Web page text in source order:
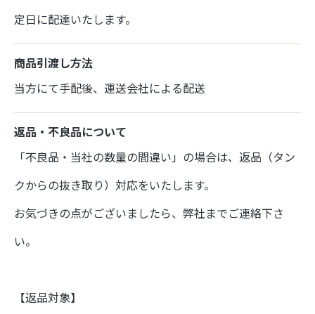
定日に配達いたします。
商品引渡し方法
当方にて手配後、運送会社による配送
返品・不良品について
「不良品・当社の数量の間違い」の場合は、返品（タン
クからの抜き取り）対応をいたします。
お気づきの点がございましたら、弊社までご連絡下さ
い。
【返品対象】